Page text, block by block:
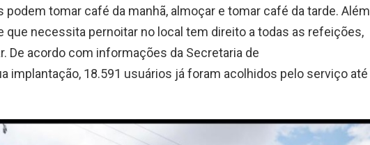
podem tomar café da manhã, almoçar e tomar café da tarde. Além
que necessita pernoitar no local tem direito a todas as refeições,
De acordo com informações da Secretaria de
implantação, 18.591 usuários já foram acolhidos pelo serviço até